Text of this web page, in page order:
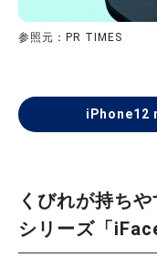
参照元：PR TIMES
iPhone12
くびれが持ち
シリーズ「